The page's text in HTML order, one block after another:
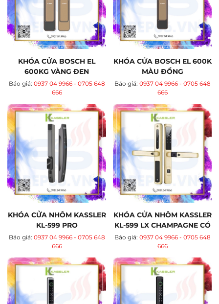
KHÓA CỬA BOSCH EL
600KG VÀNG ĐEN
Báo giá: 0937 04 9966 - 0705 648
666
KHÓA CỬA BOSCH EL 600K
MÀU ĐỒNG
Báo giá: 0937 04 9966 - 0705 648
666
KHÓA CỬA NHÔM KASSLER
KL-599 PRO
Báo giá: 0937 04 9966 - 0705 648
666
KHÓA CỬA NHÔM KASSLER
KL-599 LX CHAMPAGNE CÓ
APP WIFI
Báo giá: 0937 04 9966 - 0705 648
666